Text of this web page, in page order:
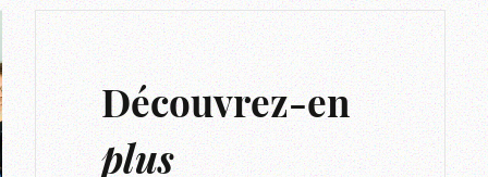
Découvrez-en
plus